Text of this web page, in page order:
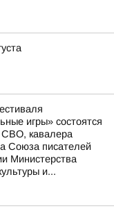
игры» состоятся
СВО, кавалера
Союза писателей
Министерства
и...